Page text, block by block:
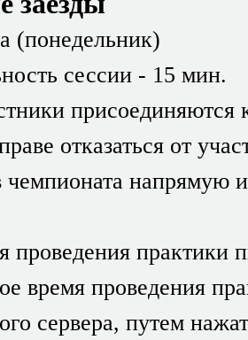
(понедельник)
сессии - 15 мин.
присоединяются
отказаться от
чемпионата напрямую
проведения практики
время проведения
сервера, путем